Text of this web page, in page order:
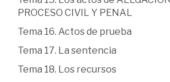
PROCESO CIVIL Y PENAL
Tema 16. Actos de prueba
Tema 17. La sentencia
Tema 18. Los recursos